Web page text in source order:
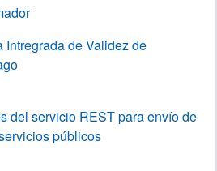
Intregrada de Validez de
del servicio REST para envío de
públicos